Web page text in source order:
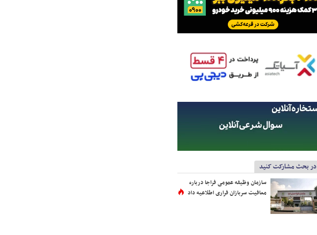
در بحث مشارکت کنید
سازمان وظیفه عمومی فراجا درباره
معافیت سربازان فراری اطلاعیه داد